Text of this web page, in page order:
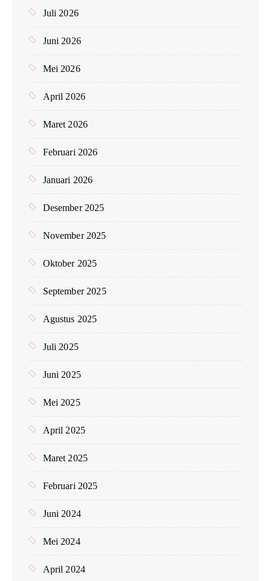
Juli 2026
Juni 2026
Mei 2026
April 2026
Maret 2026
Februari 2026
Januari 2026
Desember 2025
November 2025
Oktober 2025
September 2025
Agustus 2025
Juli 2025
Juni 2025
Mei 2025
April 2025
Maret 2025
Februari 2025
Juni 2024
Mei 2024
April 2024